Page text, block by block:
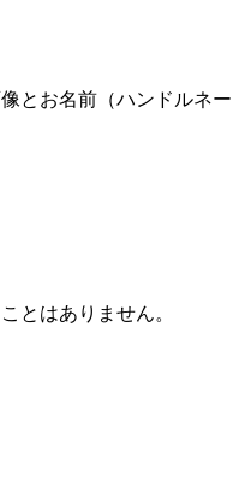
とお名前（ハンドルネー
とはありません。